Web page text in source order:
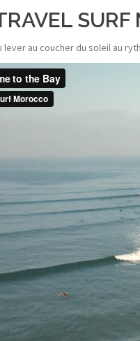
SURF
lever au coucher du soleil au